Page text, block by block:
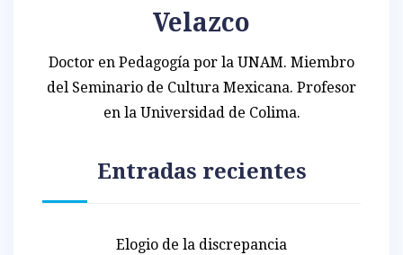
Velazco
Doctor en Pedagogía por la UNAM. Miembro
del Seminario de Cultura Mexicana. Profesor
en la Universidad de Colima.
Entradas recientes
Elogio de la discrepancia